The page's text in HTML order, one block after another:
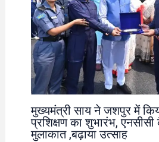
मुख्यमंत्री साय ने जशपुर में
प्रशिक्षण का शुभारंभ,
मुलाकात ,बढ़ाया उत्साह